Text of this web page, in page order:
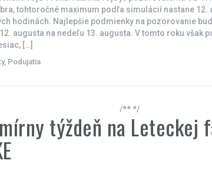
tohtoročné maximum podľa simulácií nastane 12.
hodinách. Najlepšie podmienky na pozorovanie
augusta na nedeľu 13. augusta. V tomto roku však
[…]
, Podujatia
/** */
týždeň na Leteckej